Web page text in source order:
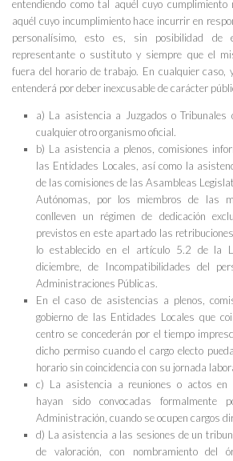
entendiendo como tal aquél cuyo cumplimiento
aquél cuyo incumplimiento hace incurrir en
personalísimo, esto es, sin posibilidad de
representante o sustituto y siempre que el
fuera del horario de trabajo. En cualquier caso,
entenderá por deber inexcusable de carácter
a) La asistencia a Juzgados o
cualquier otro organismo oficial.
b) La asistencia a plenos, comisiones
las Entidades Locales, así como la
de las comisiones de las Asambleas
Autónomas, por los miembros de las
conlleven un régimen de dedicación
previstos en este apartado las
lo establecido en el artículo 5.2 de la
diciembre, de Incompatibilidades del
Administraciones Públicas.
En el caso de asistencias a plenos,
gobierno de las Entidades Locales que
centro se concederán por el tiempo
dicho permiso cuando el cargo electo
horario sin coincidencia con su jornada
c) La asistencia a reuniones o actos en
hayan sido convocadas formalmente
Administración, cuando se ocupen cargos
d) La asistencia a las sesiones de un
de valoración, con nombramiento del